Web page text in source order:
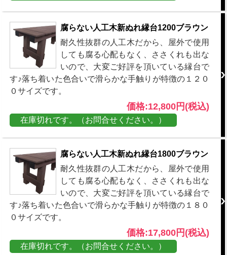
腐らない人工木新ぬれ縁台1200ブラウン
耐久性抜群の人工木だから、屋外で使用
しても腐る心配もなく、ささくれも出な
いので、大変ご好評を頂いている縁台で
す♪落ち着いた色合いで滑らかな手触りが特徴の１２０
０サイズです。
価格:12,800円(税込)
在庫切れです。（お問合せください。）
腐らない人工木新ぬれ縁台1800ブラウン
耐久性抜群の人工木だから、屋外で使用
しても腐る心配もなく、ささくれも出な
いので、大変ご好評を頂いている縁台で
す♪落ち着いた色合いで滑らかな手触りが特徴の１８０
０サイズです。
価格:17,800円(税込)
在庫切れです。（お問合せください。）